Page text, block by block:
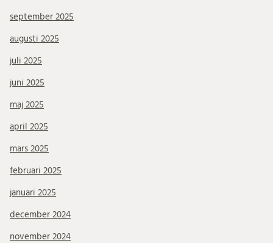
september 2025
augusti 2025
juli 2025
juni 2025
maj 2025
april 2025
mars 2025
februari 2025
januari 2025
december 2024
november 2024